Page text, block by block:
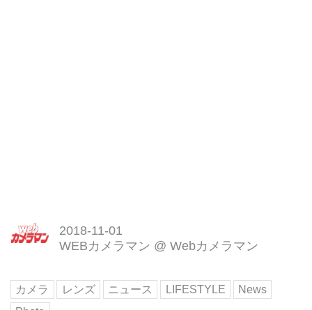
2018-11-01
WEBカメラマン @ Webカメラマン
カメラ レンズ ニュース LIFESTYLE
News